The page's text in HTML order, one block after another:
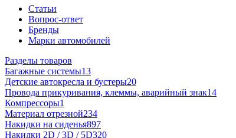
Статьи
Вопрос-ответ
Бренды
Марки автомобилей
Разделы товаров
Багажные системы13
Детские автокресла и бустеры20
Провода прикуривания, клеммы, аварийный знак14
Компрессоры1
Материал отрезной234
Накидки на сиденья897
Накидки 2D / 3D / 5D320